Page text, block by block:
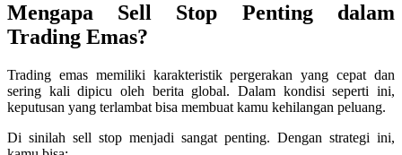
Mengapa Sell Stop Penting dalam
Trading Emas?
Trading emas memiliki karakteristik pergerakan yang cepat dan
sering kali dipicu oleh berita global. Dalam kondisi seperti ini,
keputusan yang terlambat bisa membuat kamu kehilangan peluang.
Di sinilah sell stop menjadi sangat penting. Dengan strategi ini,